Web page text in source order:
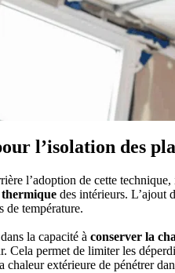
l’isolation des
l’adoption de cette
des intérieurs. L’ajout
de température.
la capacité à conserver la
Cela permet de limiter les
chaleur extérieure de pénétrer